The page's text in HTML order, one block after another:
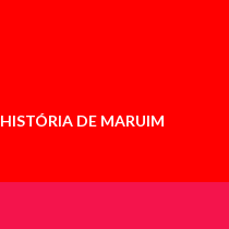
HISTÓRIA DE MARUIM